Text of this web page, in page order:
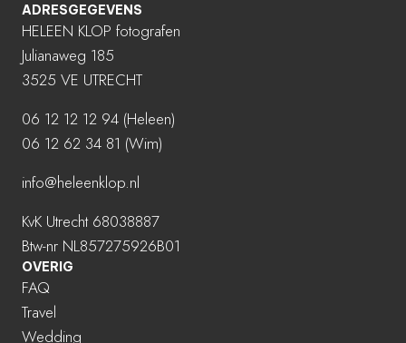
ADRESGEGEVENS
HELEEN KLOP fotografen
Julianaweg 185
3525 VE UTRECHT
06 12 12 12 94 (Heleen)
06 12 62 34 81 (Wim)
info@heleenklop.nl
KvK Utrecht 68038887
Btw-nr NL857275926B01
OVERIG
FAQ
Travel
Wedding